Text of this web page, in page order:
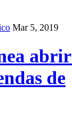
Mar 5, 2019
de